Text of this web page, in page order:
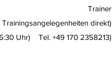
Trainer
direkt)
Uhr) Tel. +49 170 2358213)